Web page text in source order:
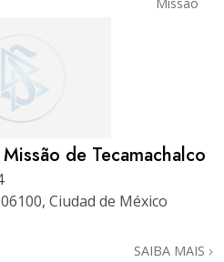
de Tecamachalco
Ciudad de México
SAIBA MAIS